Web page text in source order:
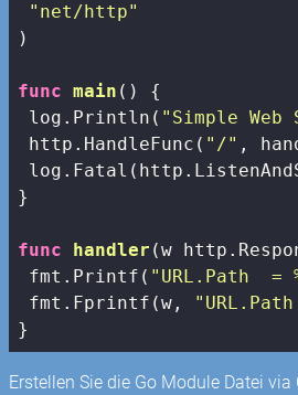
"net/http"
)
func main ()
{
log.Println( "Simple
http.HandleFunc( "/" ,
}
func handler (w
fmt.Printf( "URL.Path  =
fmt.Fprintf(w,
}
Erstellen Sie die Go Module Datei